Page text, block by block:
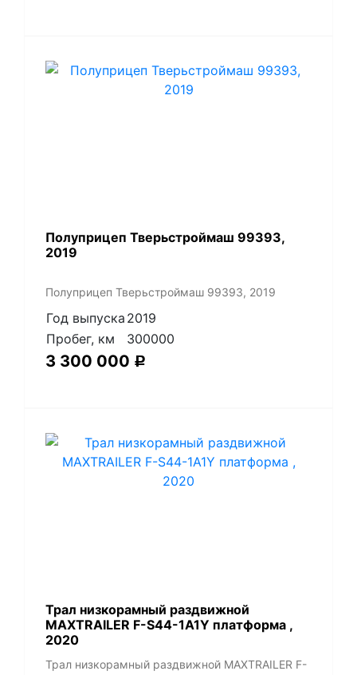
Полуприцеп Тверьстроймаш 99393,
2019
Полуприцеп Тверьстроймаш 99393, 2019
Год выпуска 2019
Пробег, км
300000
3 300 000 Р
Трал низкорамный раздвижной
MAXTRAILER F-S44-1A1Y платформа ,
2020
Трал низкорамный раздвижной MAXTRAILER F-